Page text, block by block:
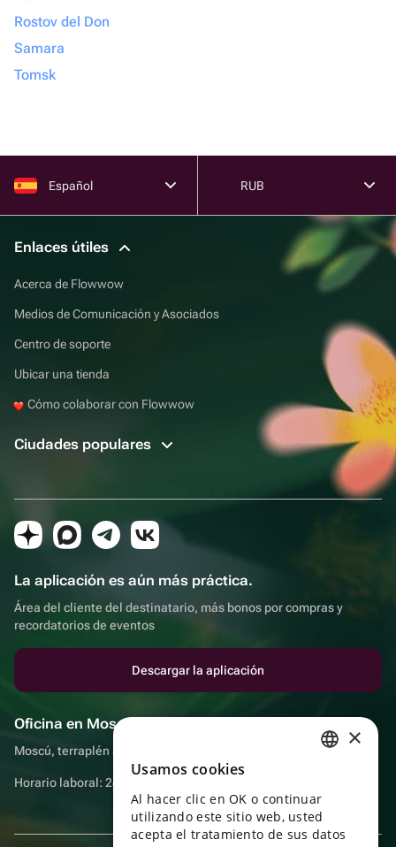
Rostov del Don
Samara
Tomsk
Español RUB
Enlaces útiles
Acerca de Flowwow
Medios de Comunicación y Asociados
Centro de soporte
Ubicar una tienda
Cómo colaborar con Flowwow
Ciudades populares
La aplicación es aún más práctica.
Área del cliente del destinatario, más bonos por compras y
recordatorios de eventos
Descargar la aplicación
Oficina en Moscú
Moscú, terraplén Sadovnicheskaya, 9, sala 2/3
Horario laboral: 24 horas
ENGLISH
UKRAINIAN
×
Usamos cookies
Al hacer clic en OK o continuar
utilizando este sitio web, usted
acepta el tratamiento de sus datos